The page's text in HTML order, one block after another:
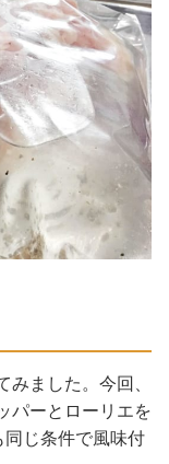
ました。今回、
パーとローリエを
じ条件で風味付